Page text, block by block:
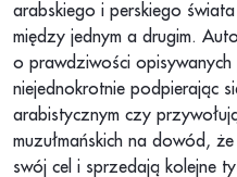
arabskiego i perskiego
między jednym a drugim.
o prawdziwości opisywanych
niejednokrotnie podpierając
arabistycznym czy
muzułmańskich na dowód,
swój cel i sprzedają kolejne